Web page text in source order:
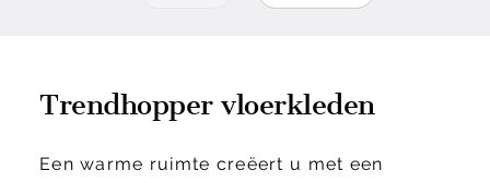
Trendhopper vloerkleden
Een warme ruimte creëert u met een